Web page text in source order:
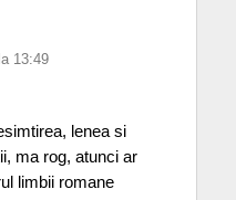
13:49
lenea si
ma rog, atunci ar
limbii romane